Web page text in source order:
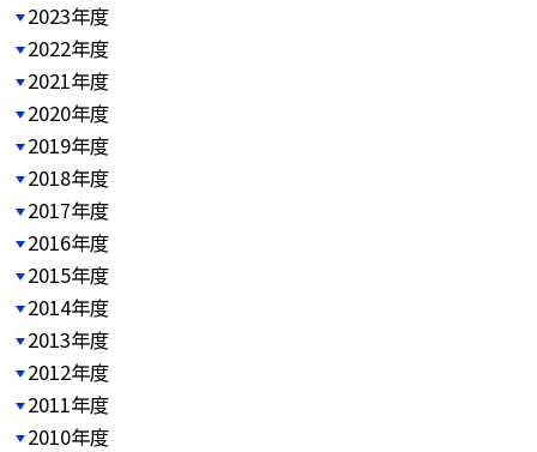
2023年度
2022年度
2021年度
2020年度
2019年度
2018年度
2017年度
2016年度
2015年度
2014年度
2013年度
2012年度
2011年度
2010年度